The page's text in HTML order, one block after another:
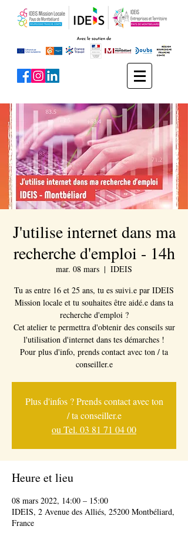
J'utilise internet dans ma
recherche d'emploi - 14h
mar. 08 mars
  |
IDEIS
Tu as entre 16 et 25 ans, tu es suivi.e par IDEIS
Mission locale et tu souhaites être aidé.e dans ta
recherche d'emploi ?
Cet atelier te permettra d'obtenir des conseils sur
l'utilisation d'internet dans tes démarches !
Pour plus d'info, prends contact avec ton / ta
conseiller.e
Plus d'infos ? Prends contact avec ton
/ ta conseiller.e
ou Tel. 03 81 71 04 00
Heure et lieu
08 mars 2022, 14:00 – 15:00
IDEIS, 2 Avenue des Alliés, 25200 Montbéliard,
France